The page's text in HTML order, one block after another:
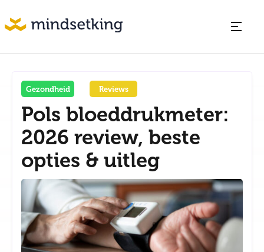
Gezondheid Reviews
Pols bloeddrukmeter:
2026 review, beste
opties & uitleg